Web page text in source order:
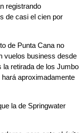
registrando
de casi el cien por
de Punta Cana no
vuelos business desde
retirada de los Jumbo
hará aproximadamente
la de Springwater